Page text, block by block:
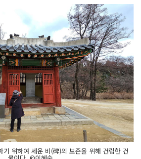
기 위하여 세운 비(碑)의 보존을 위해 건립한 건